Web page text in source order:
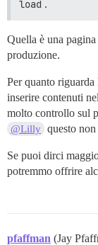
load .
Quella è una
produzione.
Per quanto
inserire contenuti
molto controllo sul
@Lilly questo
Se puoi dirci
potremmo offrire
pfaffman (Jay